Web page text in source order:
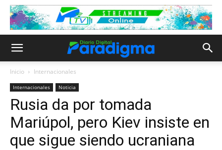
Inicio Internacionales
Internacionales Noticia
Rusia da por tomada
Mariúpol, pero Kiev insiste en
que sigue siendo ucraniana